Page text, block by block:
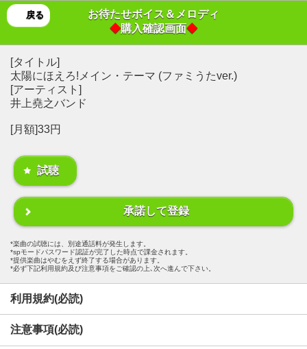
戻る
お待たせボイス＆メロディ
◆購入確認画面◆
[タイトル]
太陽にほえろ!メイン・テーマ (ファミうたver.)
[アーティスト]
井上堯之バンド
[月額]33円
試聴
承諾して登録
楽曲の試聴には、別途通話料が発生します。
spモードパスワード認証が完了した時点で課金されます。
提供楽曲はやむをえず終了する場合があります。
必ず下記利用規約及び注意事項をご確認の上､次へ進んで下さい。
利用規約(必読)
注意事項(必読)